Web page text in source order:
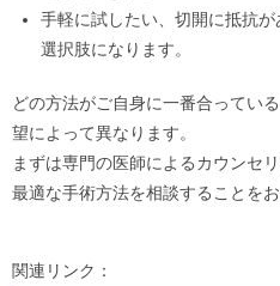
手軽に試したい、切開に抵抗
選択肢になります。
どの方法がご自身に一番合ってい
望によって異なります。
まずは専門の医師によるカウンセ
最適な手術方法を相談することをお
関連リンク：